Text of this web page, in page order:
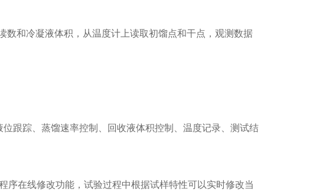
数和冷凝液体积，从温度计上读取初馏点和干点，观测数据
跟踪、蒸馏速率控制、回收液体积控制、温度记录、测试结
序在线修改功能，试验过程中根据试样特性可以实时修改当